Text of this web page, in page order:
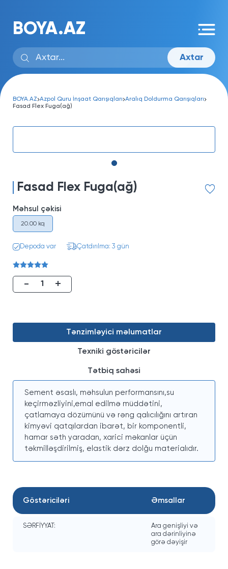
BOYA.AZ
Axtar
BOYA.AZ Azpol Quru İnşaat Qarışıqları Aralıq Doldurma Qarışıqları
Fasad Flex Fuga(ağ)
Fasad Flex Fuga(ağ)
Depoda var Çatdırılma: 3 gün
Məhsul çəkisi
20.00 kq
- +
Tənzimləyici məlumatlar
Texniki göstəricilər
Tətbiq sahəsi
Sement əsaslı, məhsulun performansını,su
keçirməzliyini,emal edilmə müddətini,
çatlamaya dözümünü və rəng qalıcılığını artıran
kimyəvi qatqılardan ibarət, bir komponentli,
hamar səth yaradan, xarici məkanlar üçün
təkmilləşdirilmiş, elastik dərz dolğu materialıdır.
Göstəriciləri Əmsallar
SƏRFİYYAT:
Ara genişliyi və
ara dərinliyinə
görə dəyişir